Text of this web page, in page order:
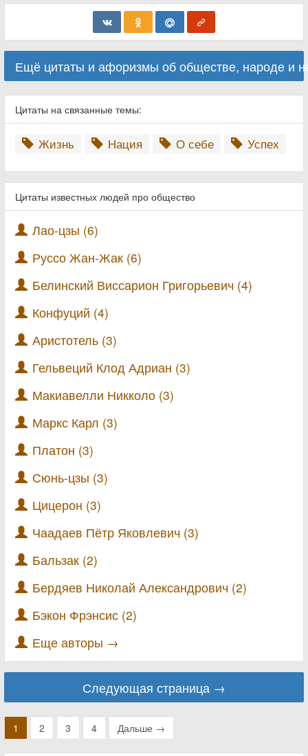
Ещё цитаты и афоризмы об обществе, народе и
Цитаты на связанные темы:
Жизнь Нация О себе Успех
Цитаты известных людей про общество
Лао-цзы (6)
Руссо Жан-Жак (6)
Белинский Виссарион Григорьевич (4)
Конфуций (4)
Аристотель (3)
Гельвеций Клод Адриан (3)
Макиавелли Никколо (3)
Маркс Карл (3)
Платон (3)
Сюнь-цзы (3)
Цицерон (3)
Чаадаев Пётр Яковлевич (3)
Бальзак (2)
Бердяев Николай Александрович (2)
Бэкон Фрэнсис (2)
Еще авторы →
Следующая страница →
1 2 3 4 Дальше →